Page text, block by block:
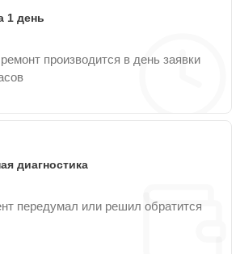
1 день
производится в день заявки
диагностика
передумал или решил обратится